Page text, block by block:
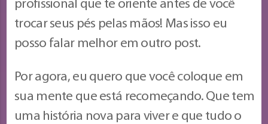
profissional que te oriente antes de você
trocar seus pés pelas mãos! Mas isso eu
posso falar melhor em outro post.
Por agora, eu quero que você coloque em
sua mente que está recomeçando. Que tem
uma história nova para viver e que tudo o